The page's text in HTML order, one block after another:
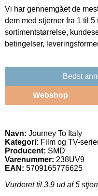
Vi har gennemgået de
dem med stjerner fra 1 til
sortimentstørrelse,
betingelser,
Bedst
Webshop
Navn: Journey To Italy
Kategori: Film og TV-
Producent: SMD
Varenummer: 238UV9
EAN: 5709165776625
Vurderet til 3.9 ud af 5